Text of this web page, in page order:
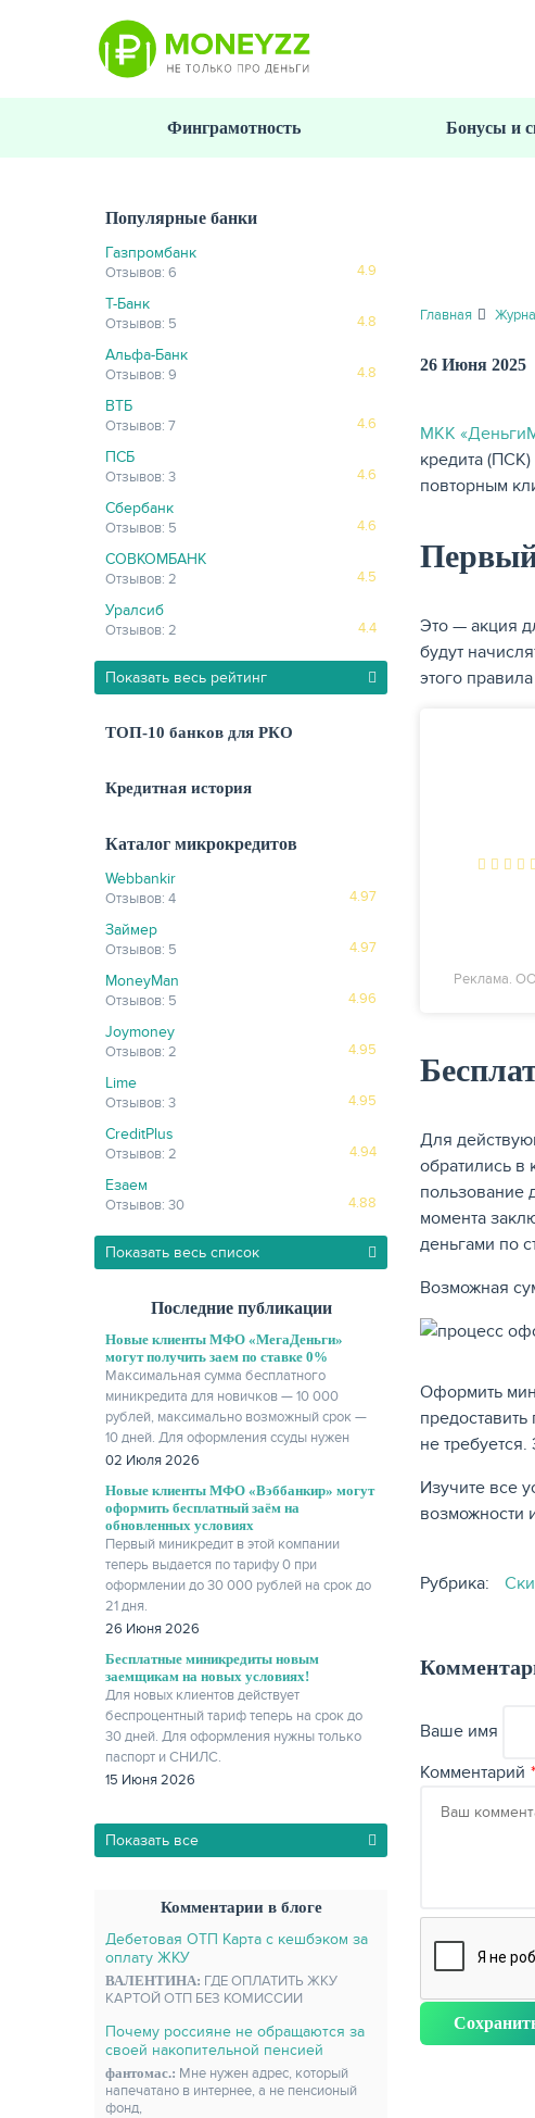
Финграмотность Бонусы и
Популярные банки
Газпромбанк
4.9
Отзывов: 6
Т-Банк
4.8
Отзывов: 5
Альфа-Банк
4.8
Отзывов: 9
ВТБ
4.6
Отзывов: 7
ПСБ
4.6
Отзывов: 3
Сбербанк
4.6
Отзывов: 5
СОВКОМБАНК
4.5
Отзывов: 2
Уралсиб
4.4
Отзывов: 2
Показать весь рейтинг
ТОП-10 банков для РКО
Кредитная история
Каталог микрокредитов
Webbankir
4.97
Отзывов: 4
Займер
4.97
Отзывов: 5
MoneyMan
4.96
Отзывов: 5
Joymoney
4.95
Отзывов: 2
Lime
4.95
Отзывов: 3
CreditPlus
4.94
Отзывов: 2
Езаем
4.88
Отзывов: 30
Показать весь список
Последние публикации
Новые клиенты МФО «МегаДеньги»
могут получить заем по ставке 0%
Максимальная сумма бесплатного
миникредита для новичков — 10 000
рублей, максимально возможный срок —
10 дней. Для оформления ссуды нужен
только паспорт.
02 Июля 2026
Новые клиенты МФО «Вэббанкир» могут
оформить бесплатный заём на
обновленных условиях
Первый миникредит в этой компании
теперь выдается по тарифу 0 при
оформлении до 30 000 рублей на срок до
21 дня.
26 Июня 2026
Бесплатные миникредиты новым
заемщикам на новых условиях!
Для новых клиентов действует
беспроцентный тариф теперь на срок до
30 дней. Для оформления нужны только
паспорт и СНИЛС.
15 Июня 2026
Показать все
Комментарии в блоге
Дебетовая ОТП Карта с кешбэком за
оплату ЖКУ
ВАЛЕНТИНА: ГДЕ ОПЛАТИТЬ ЖКУ
КАРТОЙ ОТП БЕЗ КОМИССИИ
Почему россияне не обращаются за
своей накопительной пенсией
фантомас.: Мне нужен адрес, который
напечатано в интернее, а не пенсионый
фонд,
Главная
26 Июня 2025
МКК
кредита
повторным
Это — акция
будут
этого
Реклама.
Для
обратились в
пользование
момента
деньгами по
Возможная
Оформить
не
Изучите все
возможности
Рубрика:
Ваше имя
Комментарий